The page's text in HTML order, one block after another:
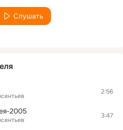
Слушать
2:56
2005 3:47